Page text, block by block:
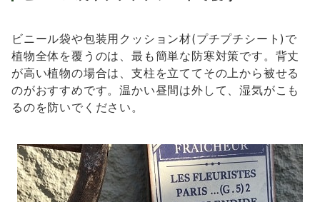
ビニール袋や包装用クッション材(プチプチシート)で
植物全体を覆うのは、最も簡単な防寒対策です。背丈
が高い植物の場合は、支柱を立ててその上から被せる
のがおすすめです。温かい昼間は外して、湿気がこも
るのを防いでください。